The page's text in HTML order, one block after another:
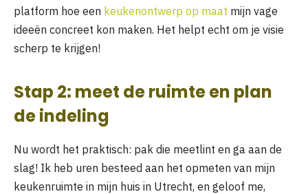
platform hoe een keukenontwerp op maat mijn vage
ideeën concreet kon maken. Het helpt echt om je visie
scherp te krijgen!
Stap 2: meet de ruimte en plan
de indeling
Nu wordt het praktisch: pak die meetlint en ga aan de
slag! Ik heb uren besteed aan het opmeten van mijn
keukenruimte in mijn huis in Utrecht, en geloof me,